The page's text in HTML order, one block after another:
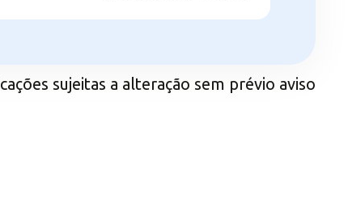
sujeitas a alteração sem prévio aviso